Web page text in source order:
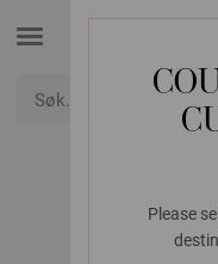
Please